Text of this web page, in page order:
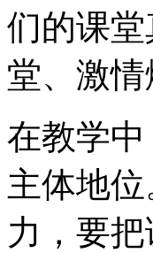
们的课
堂、激
在教学
主体地
力，要